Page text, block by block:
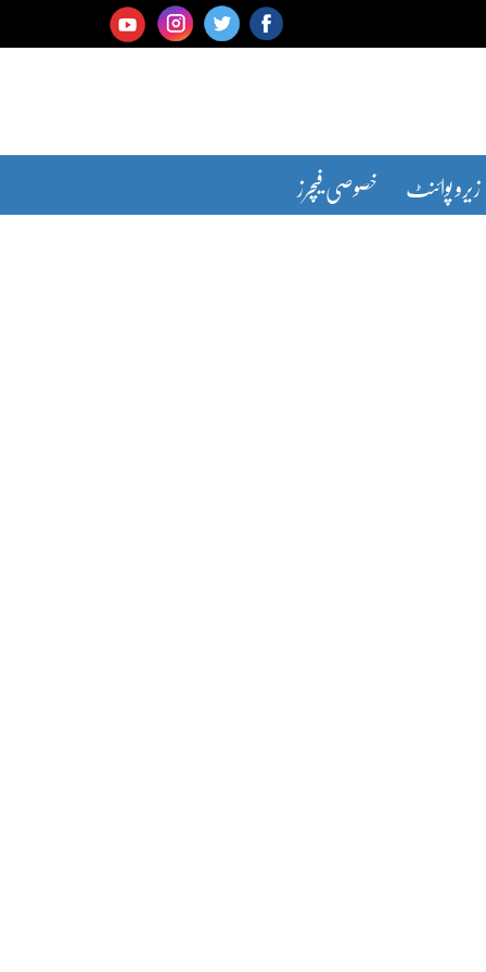
زیرو پوائنٹ خصوصی فیچرز